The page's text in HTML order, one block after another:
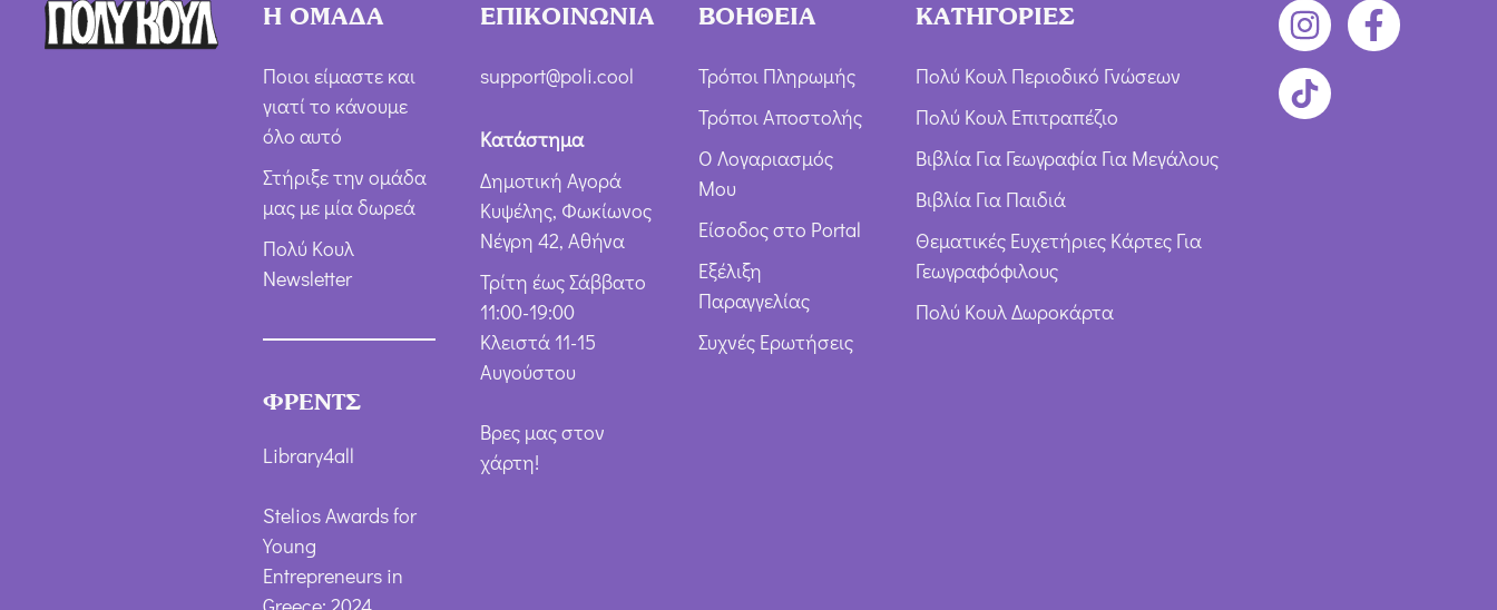
Η ΟΜΑΔΑ
Ποιοι είμαστε και
γιατί το κάνουμε
όλο αυτό
Στήριξε την ομάδα
μας με μία δωρεά
Πολύ Κουλ
Newsletter
ΦΡΕΝΤΣ
Library4all
Stelios Awards for
Young
Entrepreneurs in
ΕΠΙΚΟΙΝΩΝΙΑ
support@poli.cool
Κατάστημα
Δημοτική Αγορά
Κυψέλης, Φωκίωνος
Νέγρη 42, Αθήνα
Τρίτη έως Σάββατο
11:00-19:00
Κλειστά 11-15
Αυγούστου
Βρες μας στον
χάρτη!
ΒΟΗΘΕΙΑ
Τρόποι Πληρωμής
Τρόποι Αποστολής
Ο Λογαριασμός
Μου
Είσοδος στο Portal
Εξέλιξη
Παραγγελίας
Συχνές Ερωτήσεις
ΚΑΤΗΓΟΡΙΕΣ
Πολύ Κουλ Περιοδικό Γνώσεων
Πολύ Κουλ Επιτραπέζιο
Βιβλία Για Γεωγραφία Για Μεγάλους
Βιβλία Για Παιδιά
Θεματικές Ευχετήριες Κάρτες Για
Γεωγραφόφιλους
Πολύ Κουλ Δωροκάρτα